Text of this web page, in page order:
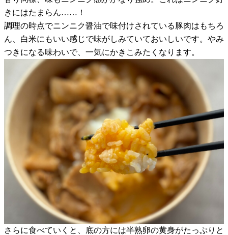
きにはたまらん……！
調理の時点でニンニク醤油で味付けされている豚肉はもちろ
ん、白米にもいい感じで味がしみていておいしいです。やみ
つきになる味わいで、一気にかきこみたくなります。
さらに食べていくと、底の方には半熟卵の黄身がたっぷりと